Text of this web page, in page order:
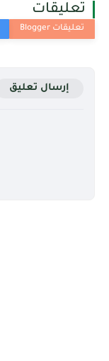
تعليقات
إرسال تعليق